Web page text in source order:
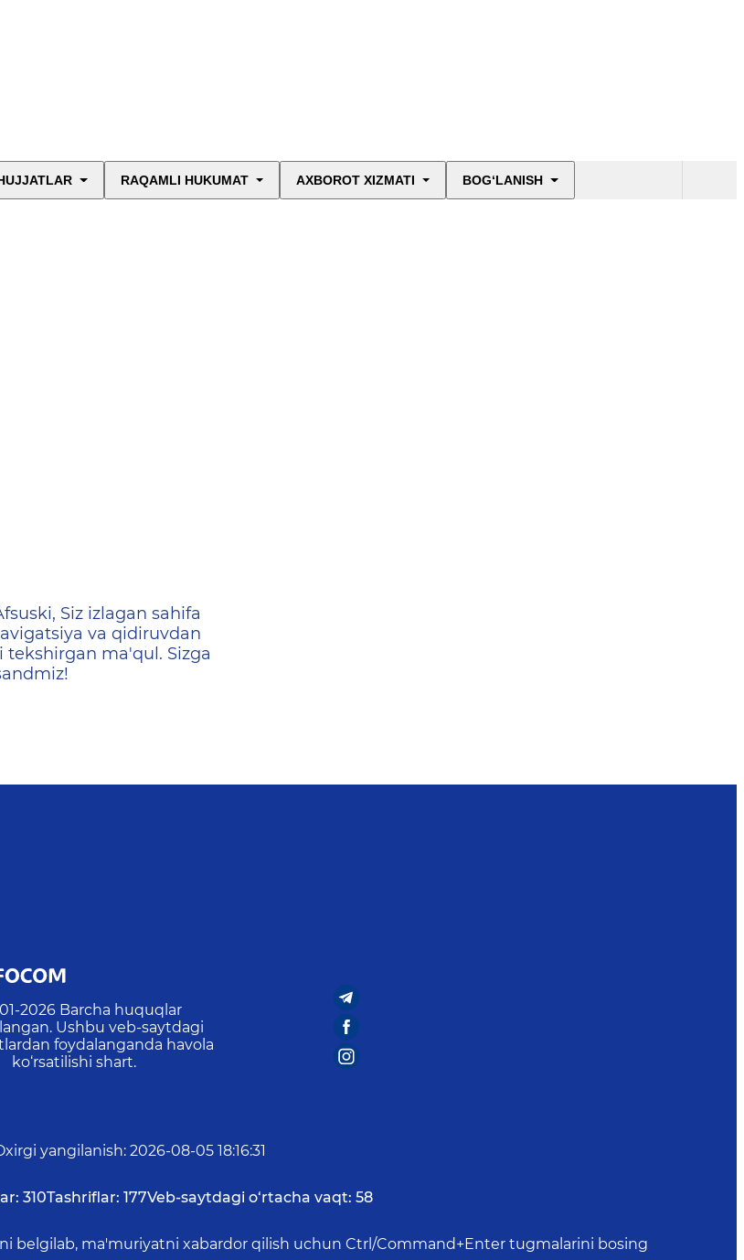
RAQAMLI HUKUMAT AXBOROT XIZMATI BOG‘LANISH
Siz izlagan sahifa
va qidiruvdan
ma'qul. Sizga
2026 Barcha huquqlar
Ushbu veb-saytdagi
foydalanganda havola
ko‘rsatilishi shart.
yangilanish: 2026-08-05 18:16:31
310Tashriflar: 177Veb-saytdagi o‘rtacha vaqt: 58
belgilab, ma'muriyatni xabardor qilish uchun Ctrl/Command+Enter tugmalarini bosing